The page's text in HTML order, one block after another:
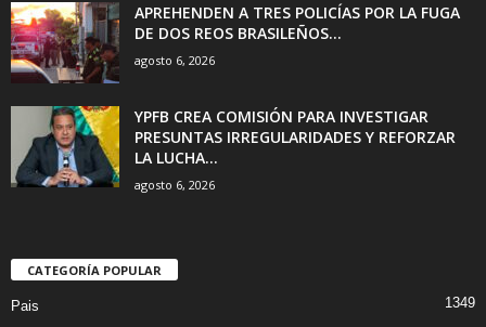
APREHENDEN A TRES POLICÍAS POR LA FUGA
DE DOS REOS BRASILEÑOS...
agosto 6, 2026
YPFB CREA COMISIÓN PARA INVESTIGAR
PRESUNTAS IRREGULARIDADES Y REFORZAR
LA LUCHA...
agosto 6, 2026
CATEGORÍA POPULAR
Pais
1349